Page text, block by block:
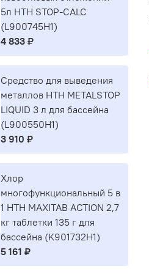
5л HTH STOP-CALC
(L900745H1)
4 833 ₽
Средство для выведения
металлов HTH METALSTOP
LIQUID 3 л для бассейна
(L900550H1)
3 910 ₽
Хлор
многофункциональный 5 в
1 HTH MAXITAB ACTION 2,7
кг таблетки 135 г для
бассейна (K901732H1)
5 161 ₽